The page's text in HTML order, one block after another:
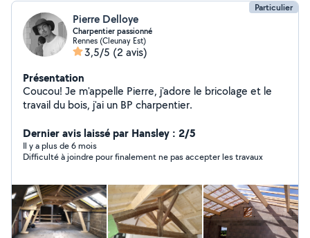
Particulier
Pierre Delloye
Charpentier passionné
Rennes (Cleunay Est)
3,5/5 (2 avis)
Présentation
Coucou! Je m'appelle Pierre, j'adore le bricolage et le
travail du bois, j'ai un BP charpentier.
Dernier avis laissé par Hansley : 2/5
Il y a plus de 6 mois
Difficulté à joindre pour finalement ne pas accepter les travaux